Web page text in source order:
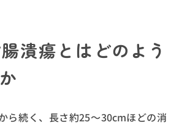
潰瘍とはどのよう
ら続く、長さ約25〜30cmほどの消